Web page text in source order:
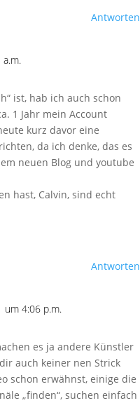
Antworten
ist, hab ich auch schon
1 Jahr mein Account
kurz davor eine
da ich denke, das es
neuen Blog und youtube
hast, Calvin, sind echt
Antworten
um 4:06 p.m.
es ja andere Künstler
auch keiner nen Strick
schon erwähnst, einige die
„finden“, suchen einfach